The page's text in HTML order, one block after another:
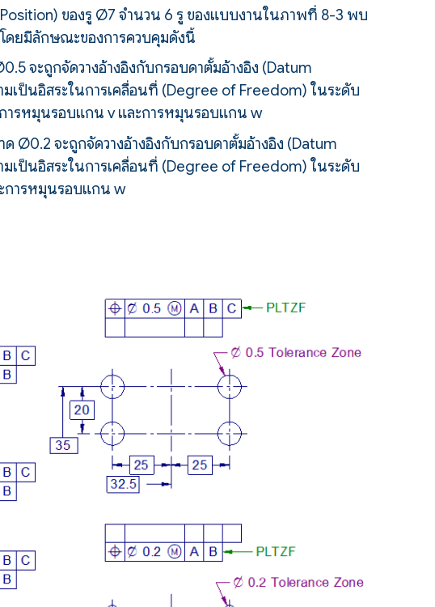
ของรู Ø7 จำนวน 6 รู ของแบบงานในภาพที่ 8-3 พบ
ดยมีลักษณะของการควบคุมดังนี้
จะถูกจัดวางอ้างอิงกับกรอบดาตั้มอ้างอิง (Datum
เป็นอิสระในการเคลื่อนที่ (Degree of Freedom) ในระดับ
ารหมุนรอบแกน v และการหมุนรอบแกน w
Ø0.2 จะถูกจัดวางอ้างอิงกับกรอบดาตั้มอ้างอิง (Datum
เป็นอิสระในการเคลื่อนที่ (Degree of Freedom) ในระดับ
การหมุนรอบแกน w